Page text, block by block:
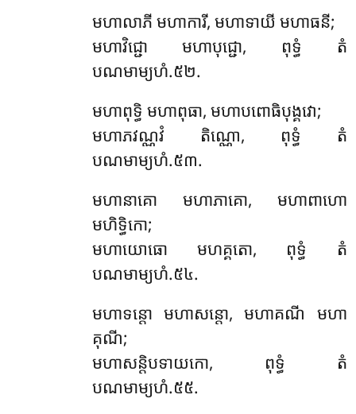
មហាលាភី មហាការី, មហាទាយី មហាធនី;
មហាវិជ្ជោ មហាបុជ្ជោ, ពុទ្ធំ តំ
បណមាម្យហំ.៥២.
មហាពុទ្ធិ មហាពុធា, មហាបពោធិបុង្គវោ;
មហាភវណ្ណវំ តិណ្ណោ, ពុទ្ធំ តំ
បណមាម្យហំ.៥៣.
មហានាគោ មហាភាគោ, មហាពាហោ
មហិទ្ធិកោ;
មហាយោធោ មហគ្គតោ, ពុទ្ធំ តំ
បណមាម្យហំ.៥៤.
មហាទន្តោ មហាសន្តោ, មហាគណី មហា
គុណី;
មហាសន្តិបទាយកោ, ពុទ្ធំ តំ
បណមាម្យហំ.៥៥.